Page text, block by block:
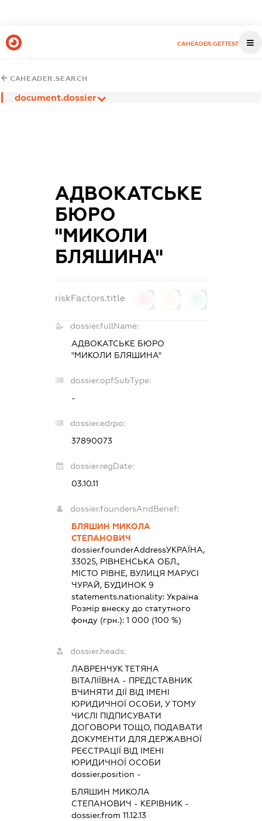
CAHEADER.GETTEST
CAHEADER.SEARCH
document.dossier
АДВОКАТСЬКЕ
БЮРО
"МИКОЛИ
БЛЯШИНА"
riskFactors.title
dossier.fullName:
АДВОКАТСЬКЕ БЮРО
"МИКОЛИ БЛЯШИНА"
dossier.opfSubType:
-
dossier.edrpo:
37890073
dossier.regDate:
03.10.11
dossier.foundersAndBenef:
БЛЯШИН МИКОЛА
СТЕПАНОВИЧ
dossier.founderAddressУКРАЇНА,
33025, РІВНЕНСЬКА ОБЛ.,
МІСТО РІВНЕ, ВУЛИЦЯ МАРУСІ
ЧУРАЙ, БУДИНОК 9
statements.nationality:Україна
Розмір внеску до статутного
фонду (грн.):1 000 (100 %)
dossier.heads:
ЛАВРЕНЧУК ТЕТЯНА
ВІТАЛІЇВНА - ПРЕДСТАВНИК
ВЧИНЯТИ ДІЇ ВІД ІМЕНІ
ЮРИДИЧНОЇ ОСОБИ, У ТОМУ
ЧИСЛІ ПІДПИСУВАТИ
ДОГОВОРИ ТОЩО, ПОДАВАТИ
ДОКУМЕНТИ ДЛЯ ДЕРЖАВНОЇ
РЕЄСТРАЦІЇ ВІД ІМЕНІ
ЮРИДИЧНОЇ ОСОБИ
dossier.position -
БЛЯШИН МИКОЛА
СТЕПАНОВИЧ - КЕРІВНИК -
dossier.from 11.12.13